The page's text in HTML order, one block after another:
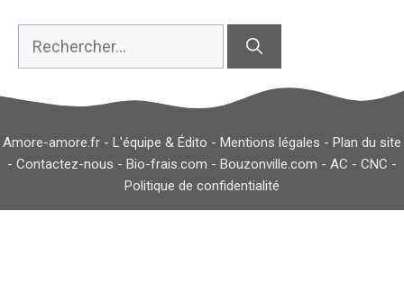
Rechercher :
Amore-amore.fr - L'équipe & Édito - Mentions légales - Plan du site
- Contactez-nous - Bio-frais.com - Bouzonville.com - AC - CNC -
Politique de confidentialité